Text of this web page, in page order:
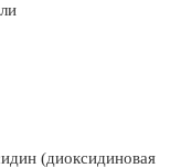
(диоксидиновая